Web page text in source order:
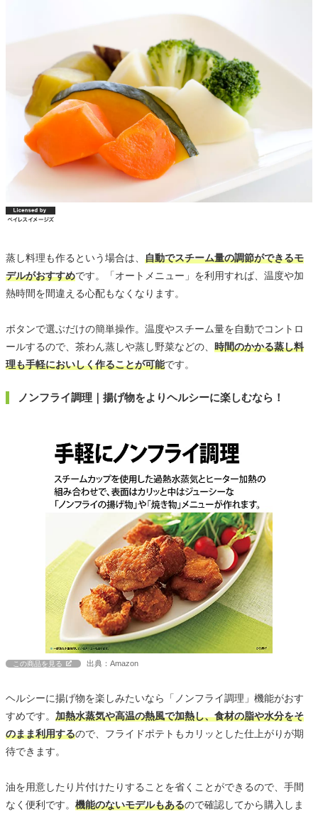
蒸し料理も作るという場合は、 自動でスチーム量の調節ができるモ
デルがおすすめです。「オートメニュー」を利用すれば、温度や加
熱時間を間違える心配もなくなります。
ボタンで選ぶだけの簡単操作。温度やスチーム量を自動でコントロ
ールするので、茶わん蒸しや蒸し野菜などの、 時間のかかる蒸し料
理も手軽においしく作ることが可能です。
ノンフライ調理｜揚げ物をよりヘルシーに楽しむなら！
この商品を見る 出典：Amazon
ヘルシーに揚げ物を楽しみたいなら「ノンフライ調理」機能がおす
すめです。 加熱水蒸気や高温の熱風で加熱し、食材の脂や水分をそ
のまま利用するので、フライドポテトもカリッとした仕上がりが期
待できます。
油を用意したり片付けたりすることを省くことができるので、手間
なく便利です。 機能のないモデルもあるので確認してから購入しま